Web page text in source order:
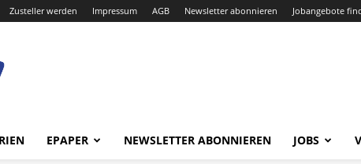
Zusteller werden Impressum AGB Newsletter abonnieren Jobangebote
EPAPER NEWSLETTER ABONNIEREN JOBS